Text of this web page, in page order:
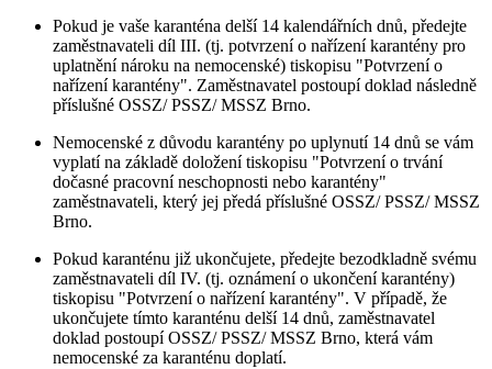
Pokud je vaše karanténa delší 14 kalendářních dnů, předejte
zaměstnavateli díl III. (tj. potvrzení o nařízení karantény pro
uplatnění nároku na nemocenské) tiskopisu "Potvrzení o
nařízení karantény". Zaměstnavatel postoupí doklad následně
příslušné OSSZ/ PSSZ/ MSSZ Brno.
Nemocenské z důvodu karantény po uplynutí 14 dnů se vám
vyplatí na základě doložení tiskopisu "Potvrzení o trvání
dočasné pracovní neschopnosti nebo karantény"
zaměstnavateli, který jej předá příslušné OSSZ/ PSSZ/ MSSZ
Brno.
Pokud karanténu již ukončujete, předejte bezodkladně svému
zaměstnavateli díl IV. (tj. oznámení o ukončení karantény)
tiskopisu "Potvrzení o nařízení karantény". V případě, že
ukončujete tímto karanténu delší 14 dnů, zaměstnavatel
doklad postoupí OSSZ/ PSSZ/ MSSZ Brno, která vám
nemocenské za karanténu doplatí.